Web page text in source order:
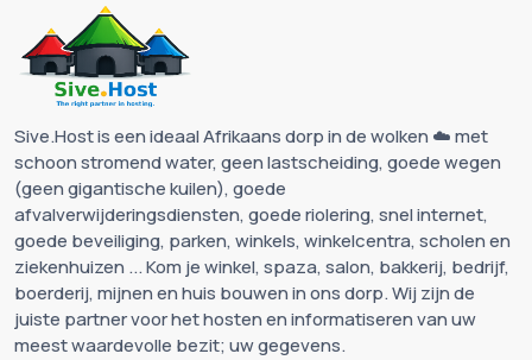
Sive.Host is een ideaal Afrikaans dorp in de wolken ☁️ met
schoon stromend water, geen lastscheiding, goede wegen
(geen gigantische kuilen), goede
afvalverwijderingsdiensten, goede riolering, snel internet,
goede beveiliging, parken, winkels, winkelcentra, scholen en
ziekenhuizen ... Kom je winkel, spaza, salon, bakkerij, bedrijf,
boerderij, mijnen en huis bouwen in ons dorp. Wij zijn de
juiste partner voor het hosten en informatiseren van uw
meest waardevolle bezit; uw gegevens.